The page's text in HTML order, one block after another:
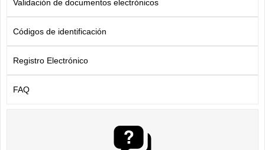
Validación de documentos electrónicos
Códigos de identificación
Registro Electrónico
FAQ